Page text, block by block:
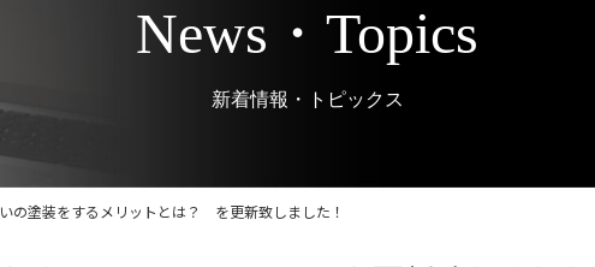
News・Topics
新着情報・トピックス
いの塗装をするメリットとは？ を更新致しました！